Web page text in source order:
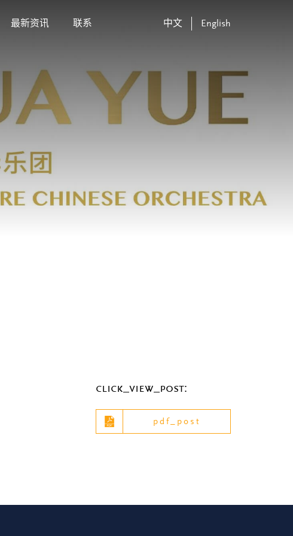
最新资讯 联系 中文 English
click_view_post:
pdf_post